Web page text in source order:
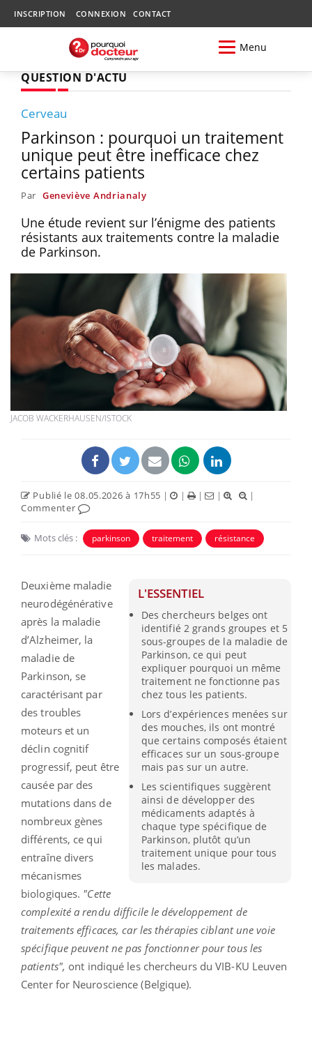
INSCRIPTION CONNEXION CONTACT
Menu
QUESTION D'ACTU
Cerveau
Parkinson : pourquoi un traitement
unique peut être inefficace chez
certains patients
Par Geneviève Andrianaly
Une étude revient sur l’énigme des patients
résistants aux traitements contre la maladie
de Parkinson.
JACOB WACKERHAUSEN/ISTOCK
Publié le 08.05.2026 à 17h55 | | | |
|
Commenter
Mots clés : parkinson traitement résistance
L'ESSENTIEL
Des chercheurs belges ont
identifié 2 grands groupes et 5
sous-groupes de la maladie de
Parkinson, ce qui peut
expliquer pourquoi un même
traitement ne fonctionne pas
chez tous les patients.
Lors d’expériences menées sur
des mouches, ils ont montré
que certains composés étaient
efficaces sur un sous-groupe
mais pas sur un autre.
Les scientifiques suggèrent
ainsi de développer des
médicaments adaptés à
chaque type spécifique de
Parkinson, plutôt qu’un
traitement unique pour tous
les malades.
Deuxième maladie
neurodégénérative
après la maladie
d’Alzheimer, la
maladie de
Parkinson, se
caractérisant par
des troubles
moteurs et un
déclin cognitif
progressif, peut être
causée par des
mutations dans de
nombreux gènes
différents, ce qui
entraîne divers
mécanismes
biologiques. "Cette
complexité a rendu difficile le développement de
traitements efficaces, car les thérapies ciblant une voie
spécifique peuvent ne pas fonctionner pour tous les
patients", ont indiqué les chercheurs du VIB-KU Leuven
Center for Neuroscience (Belgique).